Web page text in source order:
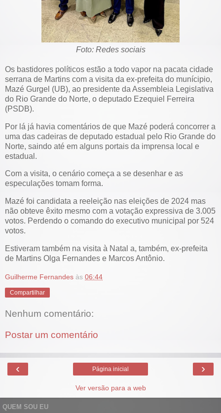
Foto: Redes sociais
Os bastidores políticos estão a todo vapor na pacata cidade
serrana de Martins com a visita da ex-prefeita do munícipio,
Mazé Gurgel (UB), ao presidente da Assembleia Legislativa
do Rio Grande do Norte, o deputado Ezequiel Ferreira
(PSDB).
Por lá já havia comentários de que Mazé poderá concorrer a
uma das cadeiras de deputado estadual pelo Rio Grande do
Norte, saindo até em alguns portais da imprensa local e
estadual.
Com a visita, o cenário começa a se desenhar e as
especulações tomam forma.
Mazé foi candidata a reeleição nas eleições de 2024 mas
não obteve êxito mesmo com a votação expressiva de 3.005
votos. Perdendo o comando do executivo municipal por 524
votos.
Estiveram também na visita à Natal a, também, ex-prefeita
de Martins Olga Fernandes e Marcos Antônio.
Guilherme Fernandes às 06:44
Compartilhar
Nenhum comentário:
Postar um comentário
‹ ›
Página inicial
Ver versão para a web
QUEM SOU EU